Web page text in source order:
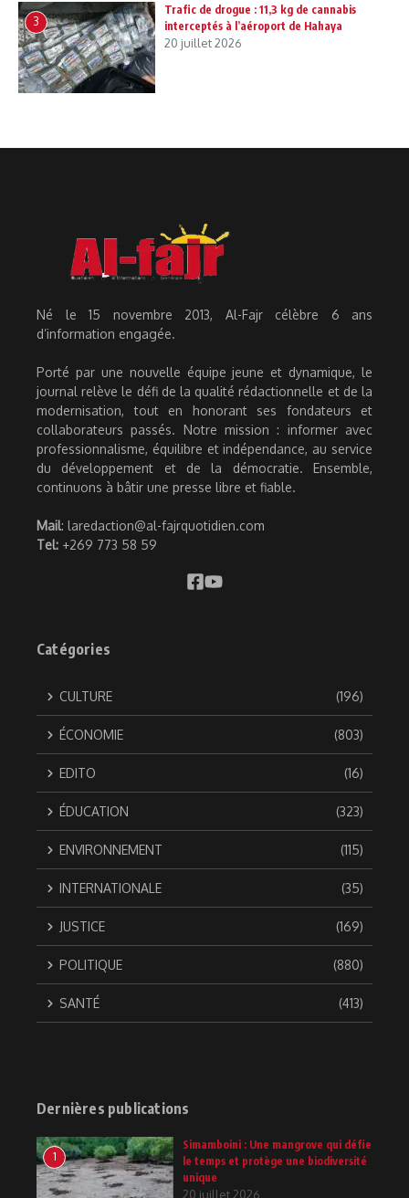
3
Trafic de drogue : 11,3 kg de cannabis
interceptés à l’aéroport de Hahaya
20 juillet 2026
Né le 15 novembre 2013, Al-Fajr célèbre 6 ans
d’information engagée.
Porté par une nouvelle équipe jeune et dynamique, le
journal relève le défi de la qualité rédactionnelle et de la
modernisation, tout en honorant ses fondateurs et
collaborateurs passés. Notre mission : informer avec
professionnalisme, équilibre et indépendance, au service
du développement et de la démocratie. Ensemble,
continuons à bâtir une presse libre et fiable.
Mail: laredaction@al-fajrquotidien.com
Tel: +269 773 58 59
Catégories
CULTURE (196)
ÉCONOMIE (803)
EDITO (16)
ÉDUCATION (323)
ENVIRONNEMENT (115)
INTERNATIONALE (35)
JUSTICE (169)
POLITIQUE (880)
SANTÉ (413)
Dernières publications
1
Simamboini : Une mangrove qui défie
le temps et protège une biodiversité
unique
20 juillet 2026